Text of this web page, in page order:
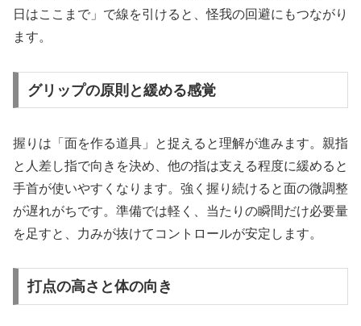
日はここまで」で線を引けると、怪我の回避にもつながり
ます。
グリップの原則と緩める感覚
握りは「面を作る道具」と捉えると理解が進みます。親指
と人差し指で向きを決め、他の指は支える程度に緩めると
手首が使いやすくなります。強く握り続けると面の微調整
が遅れがちです。準備では軽く、当たりの瞬間だけ必要量
を足すと、力みが抜けてコントロールが安定します。
打点の高さと体の向き